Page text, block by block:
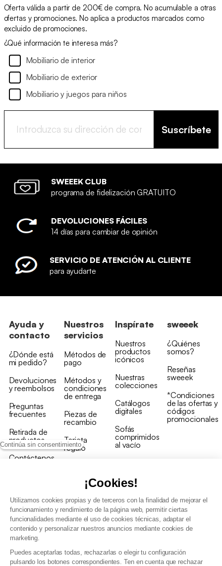
Continúa sin consentimiento
¡Cookies!
Utilizamos cookies propias y de terceros con la finalidad de mejorar el
funcionamiento y rendimiento de la página web, permitir ciertas
funcionalidades mediante el uso de cookies técnicas, adaptar el
contenido y personalizar nuestros anuncios mediante cookies de
marketing.
Puedes aceptarlas todas, rechazarlas o elegir tu configuración
pulsando los botones correspondientes. Ten en cuenta que rechazar
Oferta válida a partir de 200€ de compra. No acumulable a otras
ofertas y promociones. No aplica a productos marcados como
excluido de promociones.
¿Qué información te interesa más?
Mobiliario de interior
Mobiliario de exterior
Mobiliario y juegos para niños
Suscríbete
SWEEEK CLUB
programa de fidelización GRATUITO
DEVOLUCIONES FÁCILES
14 días para cambiar de opinión
SERVICIO DE ATENCIÓN AL CLIENTE
para ayudarte
Ayuda y
contacto
¿Dónde está
mi pedido?
Devoluciones
y reembolsos
Preguntas
frecuentes
Retirada de
productos
Contáctenos
Nuestros
servicios
Métodos de
pago
Métodos y
condiciones
de entrega
Piezas de
recambio
Tarjeta
regalo
Inspírate
Nuestros
productos
icónicos
Nuestras
colecciones
Catálogos
digitales
Sofás
comprimidos
al vacío
sweeek
¿Quiénes
somos?
Reseñas
sweeek
*Condiciones
de las ofertas y
códigos
promocionales
Política de gestión de datos personales y cookies